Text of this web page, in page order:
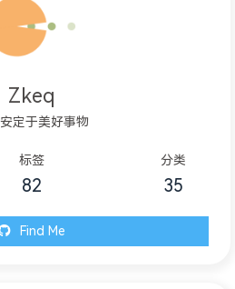
Zkeq
定于美好事物
标签
82
分类
35
Find Me